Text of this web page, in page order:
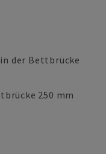
der Bettbrücke
250 mm